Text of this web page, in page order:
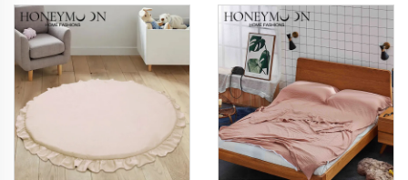
Letvægts Alternativ
Duvet
Sengetøjssæt